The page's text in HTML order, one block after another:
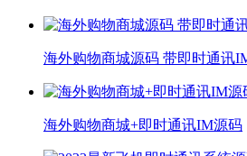
海外购物商城源码 带即时通讯
海外购物商城+即时通讯IM源码